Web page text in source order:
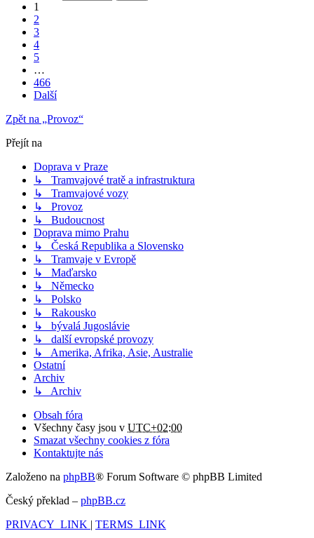
1
2
3
4
5
…
466
Další
Zpět na „Provoz“
Přejít na
Doprava v Praze
↳ Tramvajové tratě a infrastruktura
↳ Tramvajové vozy
↳ Provoz
↳ Budoucnost
Doprava mimo Prahu
↳ Česká Republika a Slovensko
↳ Tramvaje v Evropě
↳ Maďarsko
↳ Německo
↳ Polsko
↳ Rakousko
↳ bývalá Jugoslávie
↳ další evropské provozy
↳ Amerika, Afrika, Asie, Australie
Ostatní
Archiv
↳ Archiv
Obsah fóra
Všechny časy jsou v UTC+02:00
Smazat všechny cookies z fóra
Kontaktujte nás
Založeno na phpBB® Forum Software © phpBB Limited
Český překlad – phpBB.cz
PRIVACY_LINK | TERMS_LINK